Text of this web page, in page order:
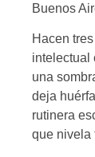
Buenos
Hacen
intelectual
una
deja
rutinera
que nivela